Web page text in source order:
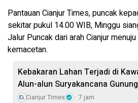
Pantauan Cianjur Times, puncak
sekitar pukul 14.00 WIB, Minggu
Jalur Puncak dari arah Cianjur
kemacetan.
Kebakaran Lahan Terjadi di
Alun-alun Suryakancana
Cianjur Times 7 jam